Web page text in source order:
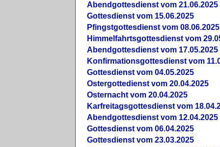
Abendgottesdienst vom 21.06.2025
Gottesdienst vom 15.06.2025
Pfingstgottesdienst vom 08.06.2025
Himmelfahrtsgottesdienst vom
Abendgottesdienst vom 17.05.2025
Konfirmationsgottesdienst vom
Gottesdienst vom 04.05.2025
Ostergottedienst vom 20.04.2025
Osternacht vom 20.04.2025
Karfreitagsgottesdienst vom
Abendgottesdienst vom 12.04.2025
Gottesdienst vom 06.04.2025
Gottesdienst vom 23.03.2025